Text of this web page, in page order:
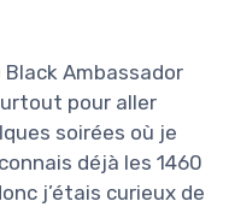
Black Ambassador
pour aller
soirées où je
déjà les 1460
j’étais curieux de